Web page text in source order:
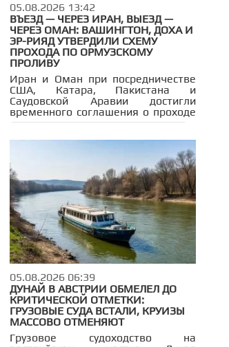
05.08.2026 13:42
ВЪЕЗД — ЧЕРЕЗ ИРАН, ВЫЕЗД —
ЧЕРЕЗ ОМАН: ВАШИНГТОН, ДОХА И
ЭР-РИЯД УТВЕРДИЛИ СХЕМУ
ПРОХОДА ПО ОРМУЗСКОМУ
ПРОЛИВУ
Иран и Оман при посредничестве
США, Катара, Пакистана и
Саудовской Аравии достигли
временного соглашения о проходе
судов через Ормузский пролив.
договорённостям, все корабли,
следующие в Персидский залив,
будут держаться северной трассы,
контролируемой Ираном. Выход в
Аравийское море будет
осуществляться по южному
фарватеру, который находится под
наблюдением Омана. Соглашение
рассчитано на 60 дней, плата за
проход в этот период взиматься не
будет.
05.08.2026 06:39
ДУНАЙ В АВСТРИИ ОБМЕЛЕЛ ДО
КРИТИЧЕСКОЙ ОТМЕТКИ:
ГРУЗОВЫЕ СУДА ВСТАЛИ, КРУИЗЫ
МАССОВО ОТМЕНЯЮТ
Грузовое судоходство на